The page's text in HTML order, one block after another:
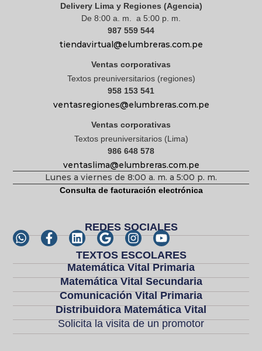
Delivery Lima y Regiones (Agencia)
De 8:00 a. m. a 5:00 p. m.
987 559 544
tiendavirtual@elumbreras.com.pe
Ventas corporativas
Textos preuniversitarios (regiones)
958 153 541
ventasregiones@elumbreras.com.pe
Ventas corporativas
Textos preuniversitarios (Lima)
986 648 578
ventaslima@elumbreras.com.pe
Lunes a viernes de 8:00 a. m. a 5:00 p. m.
Consulta de facturación electrónica
REDES SOCIALES
TEXTOS ESCOLARES
Matemática Vital Primaria
Matemática Vital Secundaria
Comunicación Vital Primaria
Distribuidora Matemática Vital
Solicita la visita de un promotor